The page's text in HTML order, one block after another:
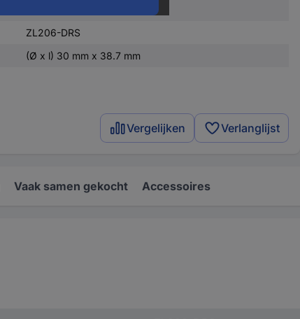
ZL206-DRS
(Ø x l) 30 mm x 38.7 mm
Vergelijken Verlanglijst
Vaak samen gekocht Accessoires